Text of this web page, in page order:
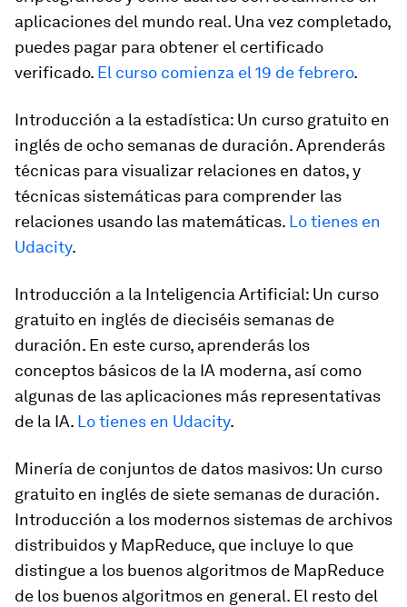
aplicaciones del mundo real. Una vez completado,
puedes pagar para obtener el certificado
verificado. El curso comienza el 19 de febrero.
Introducción a la estadística: Un curso gratuito en
inglés de ocho semanas de duración. Aprenderás
técnicas para visualizar relaciones en datos, y
técnicas sistemáticas para comprender las
relaciones usando las matemáticas. Lo tienes en
Udacity.
Introducción a la Inteligencia Artificial: Un curso
gratuito en inglés de dieciséis semanas de
duración. En este curso, aprenderás los
conceptos básicos de la IA moderna, así como
algunas de las aplicaciones más representativas
de la IA. Lo tienes en Udacity.
Minería de conjuntos de datos masivos: Un curso
gratuito en inglés de siete semanas de duración.
Introducción a los modernos sistemas de archivos
distribuidos y MapReduce, que incluye lo que
distingue a los buenos algoritmos de MapReduce
de los buenos algoritmos en general. El resto del